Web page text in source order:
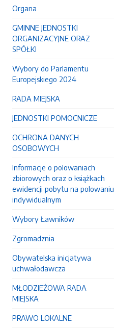
Organa
GMINNE JEDNOSTKI
ORGANIZACYJNE ORAZ
SPÓŁKI
Wybory do Parlamentu
Europejskiego 2024
RADA MIEJSKA
JEDNOSTKI POMOCNICZE
OCHRONA DANYCH
OSOBOWYCH
Informacje o polowaniach
zbiorowych oraz o książkach
ewidencji pobytu na polowaniu
indywidualnym
Wybory Ławników
Zgromadznia
Obywatelska inicjatywa
uchwałodawcza
MŁODZIEŻOWA RADA
MIEJSKA
PRAWO LOKALNE